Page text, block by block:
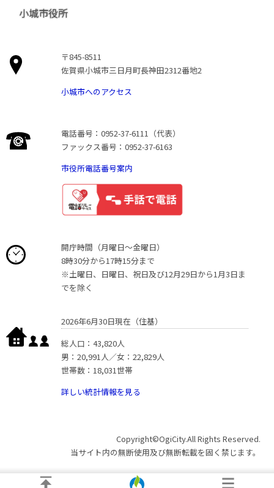
小城市役所
〒845-8511
佐賀県小城市三日月町長神田2312番地2
小城市へのアクセス
電話番号：0952-37-6111（代表）
ファックス番号：0952-37-6163
市役所電話番号案内
開庁時間（月曜日〜金曜日）
8時30分から17時15分まで
※土曜日、日曜日、祝日及び12月29日から1月3日ま
でを除く
2026年6月30日現在（住基）
総人口：43,820人
男：20,991人／女：22,829人
世帯数：18,031世帯
詳しい統計情報を見る
Copyright©OgiCity.All Rights Reserved.
当サイト内の無断使用及び無断転載を固く禁じます。